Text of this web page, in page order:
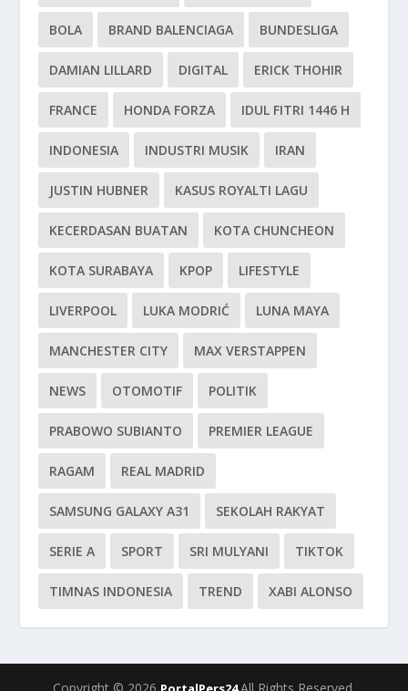
BOLA BRAND BALENCIAGA BUNDESLIGA
DAMIAN LILLARD DIGITAL ERICK THOHIR
FRANCE HONDA FORZA IDUL FITRI 1446 H
INDONESIA INDUSTRI MUSIK IRAN
JUSTIN HUBNER KASUS ROYALTI LAGU
KECERDASAN BUATAN KOTA CHUNCHEON
KOTA SURABAYA KPOP LIFESTYLE
LIVERPOOL LUKA MODRIĆ LUNA MAYA
MANCHESTER CITY MAX VERSTAPPEN
NEWS OTOMOTIF POLITIK
PRABOWO SUBIANTO PREMIER LEAGUE
RAGAM REAL MADRID
SAMSUNG GALAXY A31 SEKOLAH RAKYAT
SERIE A SPORT SRI MULYANI TIKTOK
TIMNAS INDONESIA TREND XABI ALONSO